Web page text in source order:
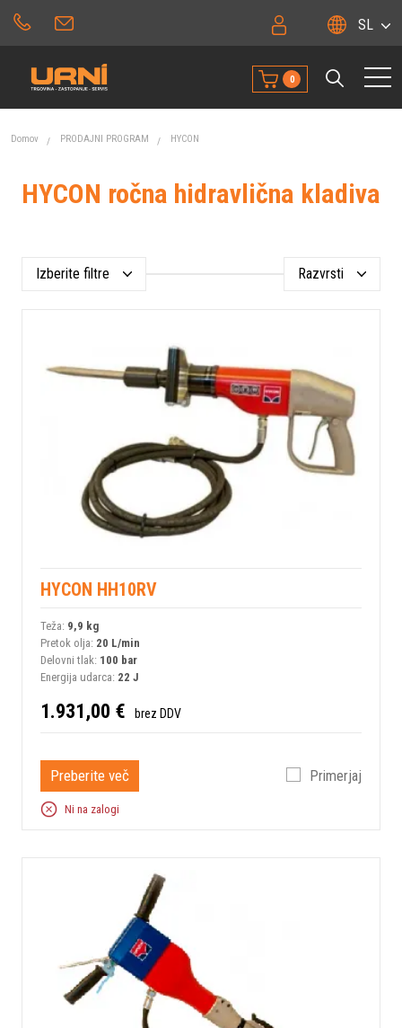
SL
0
Domov PRODAJNI PROGRAM HYCON
HYCON ročna hidravlična kladiva
Izberite filtre Razvrsti
HYCON HH10RV
Teža: 9,9 kg
Pretok olja: 20 L/min
Delovni tlak: 100 bar
Energija udarca: 22 J
1.931,00 € brez DDV
Preberite več Primerjaj
Ni na zalogi